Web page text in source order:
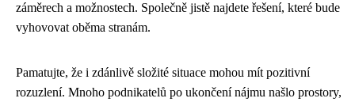
záměrech a možnostech. Společně jistě najdete řešení, které bude
vyhovovat oběma stranám.
Pamatujte, že i zdánlivě složité situace mohou mít pozitivní
rozuzlení. Mnoho podnikatelů po ukončení nájmu našlo prostory,